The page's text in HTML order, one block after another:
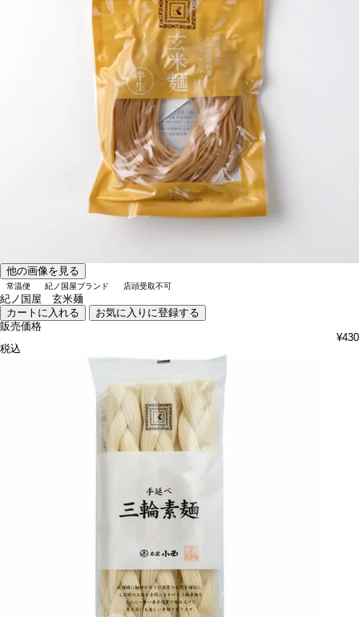
他の画像を見る
常温便 紀ノ国屋ブランド 店頭受取不可
紀ノ国屋 玄米麺
カートに入れる
お気に入りに登録する
販売価格
¥430
税込